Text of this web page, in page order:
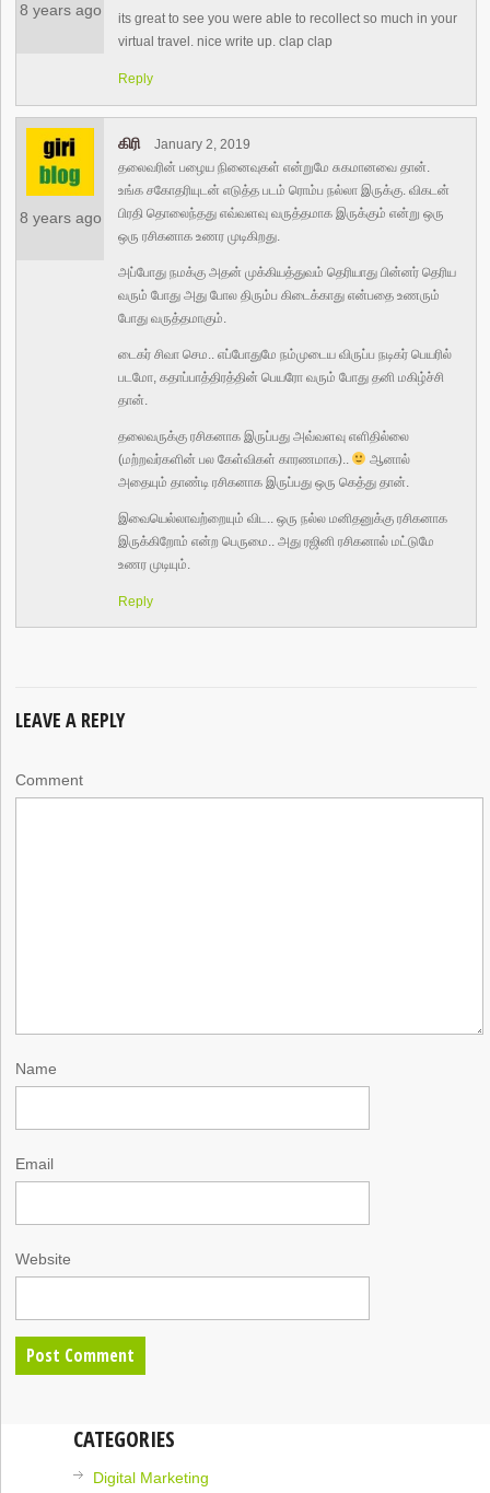
8 years ago
its great to see you were able to recollect so much in your
virtual travel. nice write up. clap clap
Reply
8 years ago
கிரி
January 2, 2019
தலைவரின் பழைய நினைவுகள் என்றுமே சுகமானவை தான்.
உங்க சகோதரியுடன் எடுத்த படம் ரொம்ப நல்லா இருக்கு. விகடன்
பிரதி தொலைந்தது எவ்வளவு வருத்தமாக இருக்கும் என்று ஒரு
ஒரு ரசிகனாக உணர முடிகிறது.
அப்போது நமக்கு அதன் முக்கியத்துவம் தெரியாது பின்னர் தெரிய
வரும் போது அது போல திரும்ப கிடைக்காது என்பதை உணரும்
போது வருத்தமாகும்.
டைகர் சிவா செம.. எப்போதுமே நம்முடைய விருப்ப நடிகர் பெயரில்
படமோ, கதாப்பாத்திரத்தின் பெயரோ வரும் போது தனி மகிழ்ச்சி
தான்.
தலைவருக்கு ரசிகனாக இருப்பது அவ்வளவு எளிதில்லை
(மற்றவர்களின் பல கேள்விகள் காரணமாக)..
ஆனால்
அதையும் தாண்டி ரசிகனாக இருப்பது ஒரு கெத்து தான்.
இவையெல்லாவற்றையும் விட.. ஒரு நல்ல மனிதனுக்கு ரசிகனாக
இருக்கிறோம் என்ற பெருமை.. அது ரஜினி ரசிகனால் மட்டுமே
உணர முடியும்.
Reply
LEAVE A REPLY
Comment
Name
Email
Website
CATEGORIES
Digital Marketing